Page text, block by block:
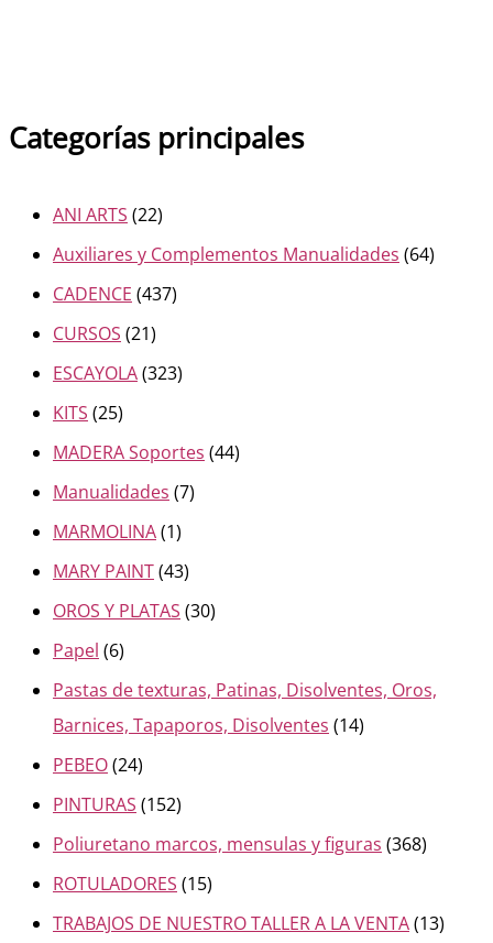
Categorías principales
ANI ARTS (22)
Auxiliares y Complementos Manualidades (64)
CADENCE (437)
CURSOS (21)
ESCAYOLA(323)
KITS (25)
MADERA Soportes (44)
Manualidades (7)
MARMOLINA(1)
MARY PAINT(43)
OROS Y PLATAS (30)
Papel (6)
Pastas de texturas, Patinas, Disolventes, Oros,
Barnices, Tapaporos, Disolventes (14)
PEBEO(24)
PINTURAS (152)
Poliuretano marcos, mensulas y figuras (368)
ROTULADORES (15)
TRABAJOS DE NUESTRO TALLER A LA VENTA(13)